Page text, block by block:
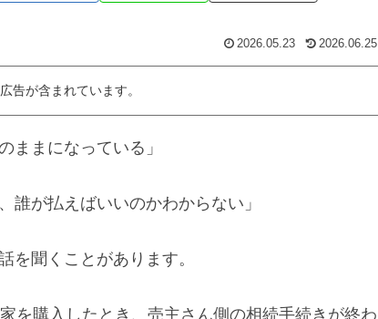
2026.05.23 2026.06.25
告が含まれています。
ままになっている」
誰が払えばいいのかわからない」
を聞くことがあります。
を購入したとき、売主さん側の相続手続きが終わ